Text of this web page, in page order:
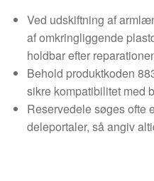
Ved udskiftning af
af omkringliggende
holdbar efter
Behold produktkoden
sikre kompatibilitet med
Reservedele søges ofte
deleportaler, så angiv